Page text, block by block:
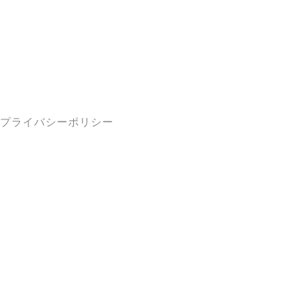
プライバシーポリシー